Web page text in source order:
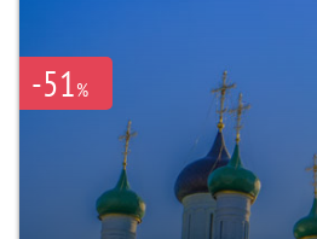
-51%